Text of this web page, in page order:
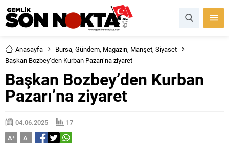
Anasayfa Bursa, Gündem, Magazin, Manşet, Siyaset
Başkan Bozbey’den Kurban Pazarı’na ziyaret
Başkan Bozbey’den Kurban
Pazarı’na ziyaret
04.06.2025
17
A+ A-